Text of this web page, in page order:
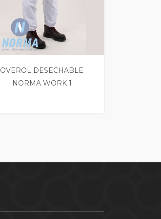
OVEROL DESECHABLE
NORMA WORK 1